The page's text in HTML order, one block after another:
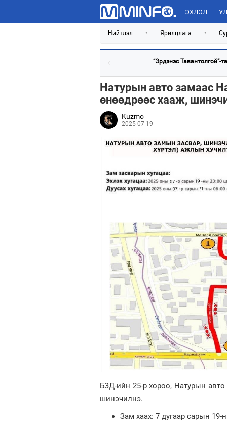
ЭХЛЭЛ
Нийтлэл • Ярилцлага •
“Эрдэнэс Тавантолгой”-
Натурын авто замаас
өнөөдрөөс хааж,
Kuzmo
2025-07-19
БЗД-ийн 25-р хороо, Натурын
шинэчилнэ.
Зам хаах: 7 дугаар сарын 19-